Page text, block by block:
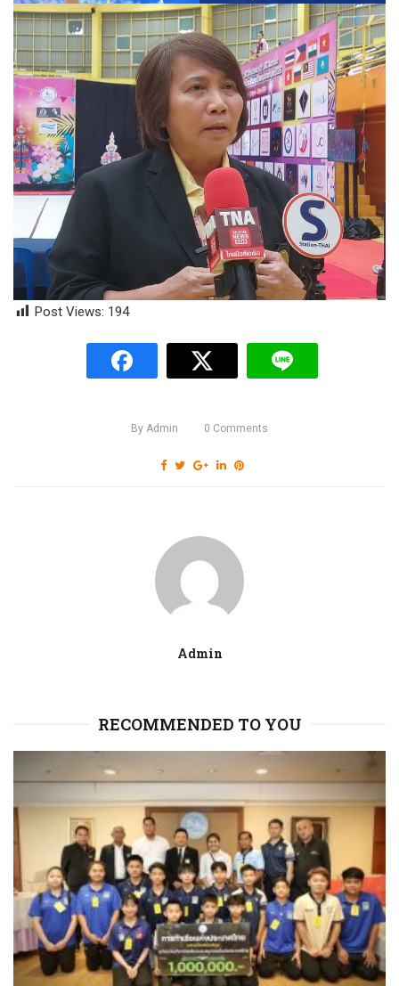
Post Views: 194
By Admin 0 Comments
Admin
RECOMMENDED TO YOU